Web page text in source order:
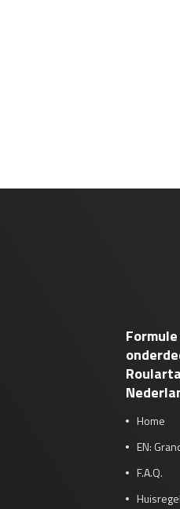
Home
EN:
F.A.Q.